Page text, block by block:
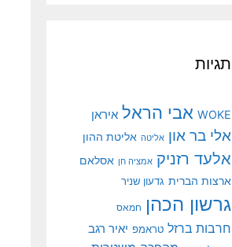
תגיות
WOKE אבי הראל איראן
אלי בר און אליטה אליטת ההון
אלעד רזניק אמציה חן אסלאם
ארצות הברית גדעון שניר
גרשון הכהן חמאס
חרבות ברזל טראמפ יאיר רגב